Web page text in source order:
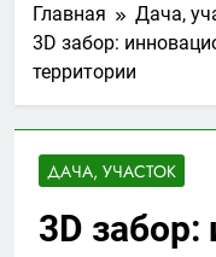
Главная
Дача,
3D забор:
территории
ДАЧА, УЧАСТОК
3D